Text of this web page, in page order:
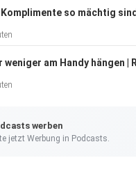
werben
jetzt Werbung in Podcasts.